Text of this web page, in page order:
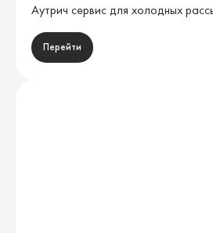
Аутрич сервис для холодных
Перейти